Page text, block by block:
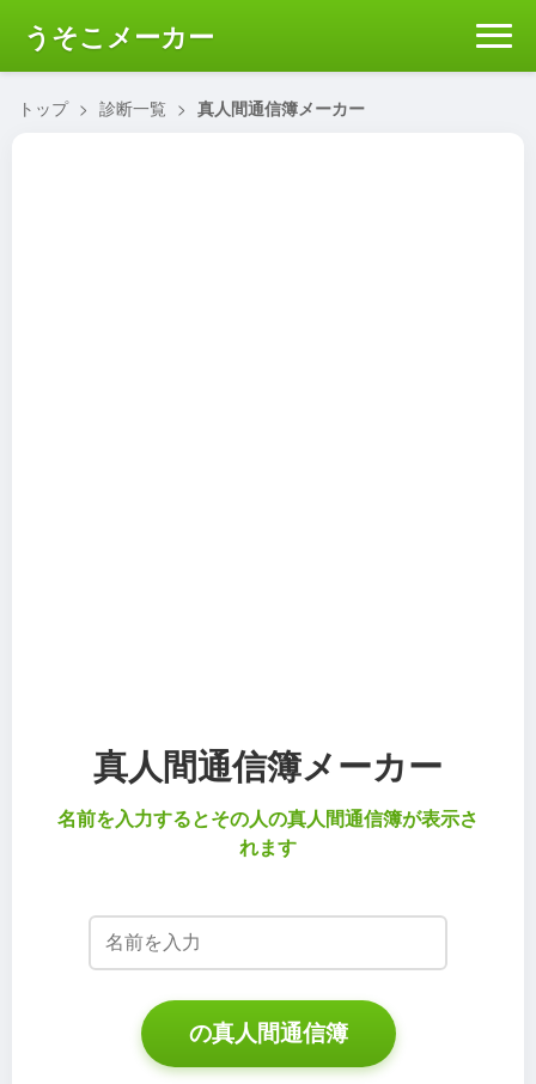
うそこメーカー
トップ > 診断一覧 > 真人間通信簿メーカー
真人間通信簿メーカー
名前を入力するとその人の真人間通信簿が表示さ
れます
の真人間通信簿